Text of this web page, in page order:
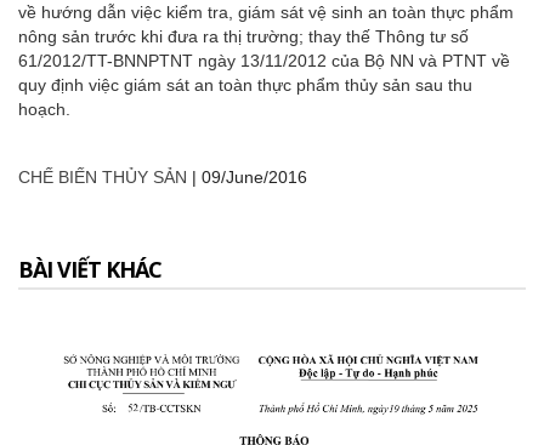
về hướng dẫn việc kiểm tra, giám sát vệ sinh an toàn thực phẩm
nông sản trước khi đưa ra thị trường; thay thế Thông tư số
61/2012/TT-BNNPTNT ngày 13/11/2012 của Bộ NN và PTNT về
quy định việc giám sát an toàn thực phẩm thủy sản sau thu
hoạch.
CHẾ BIẾN THỦY SẢN | 09/June/2016
BÀI VIẾT KHÁC